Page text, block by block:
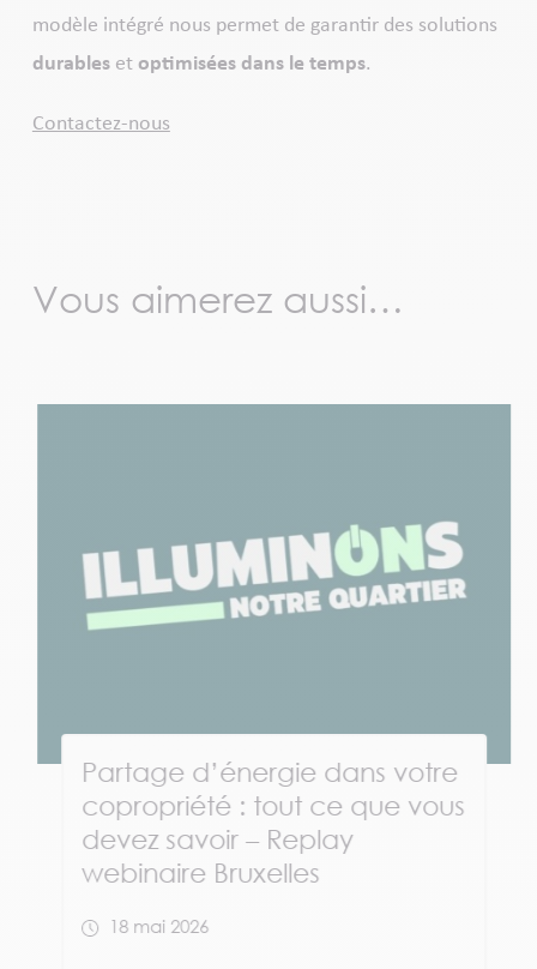
modèle intégré nous permet de garantir des solutions
durableset optimisées dans le temps.
Contactez-nous
Vous aimerez aussi…
Partage d’énergie dans votre
copropriété : tout ce que vous
devez savoir – Replay
webinaire Bruxelles
18 mai 2026